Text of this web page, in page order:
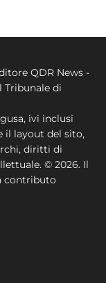
QDR News -
Tribunale di
ivi inclusi
il layout del sito,
diritti di
© 2026. Il
contributo